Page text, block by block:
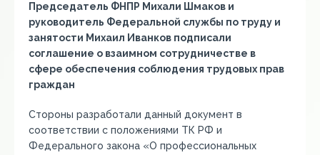
Председатель ФНПР Михали Шмаков и
руководитель Федеральной службы по труду и
занятости Михаил Иванков подписали
соглашение о взаимном сотрудничестве в
сфере обеспечения соблюдения трудовых прав
граждан
Стороны разработали данный документ в
соответствии с положениями ТК РФ и
Федерального закона «О профессиональных